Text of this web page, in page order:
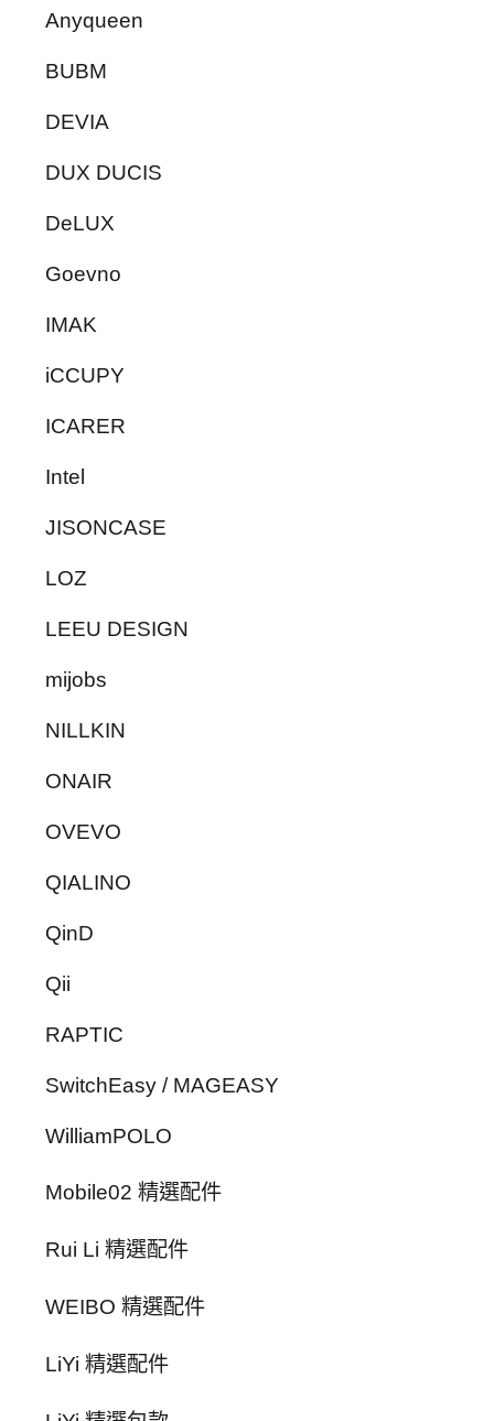
Anyqueen
BUBM
DEVIA
DUX DUCIS
DeLUX
Goevno
IMAK
iCCUPY
ICARER
Intel
JISONCASE
LOZ
LEEU DESIGN
mijobs
NILLKIN
ONAIR
OVEVO
QIALINO
QinD
Qii
RAPTIC
SwitchEasy / MAGEASY
WilliamPOLO
Mobile02 精選配件
Rui Li 精選配件
WEIBO 精選配件
LiYi 精選配件